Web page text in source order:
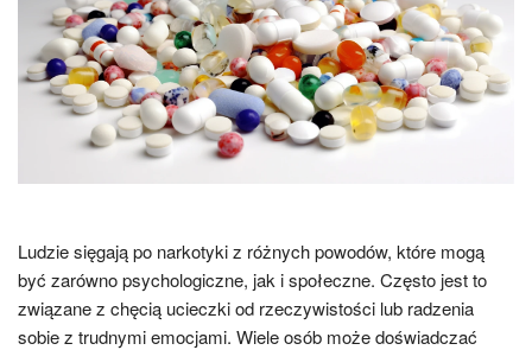
Ludzie sięgają po narkotyki z różnych powodów, które mogą
być zarówno psychologiczne, jak i społeczne. Często jest to
związane z chęcią ucieczki od rzeczywistości lub radzenia
sobie z trudnymi emocjami. Wiele osób może doświadczać